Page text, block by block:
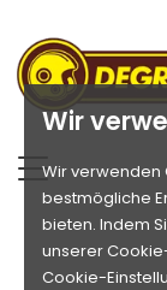
Wir
Wir verwenden
bestmögliche
bieten. Indem
unserer
Cookie-